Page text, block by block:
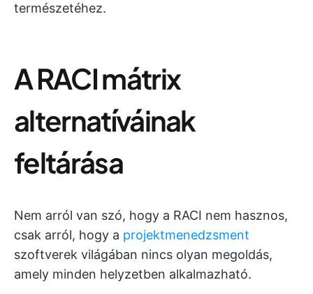
természetéhez.
A RACI mátrix
alternatíváinak
feltárása
Nem arról van szó, hogy a RACI nem hasznos,
csak arról, hogy a projektmenedzsment
szoftverek világában nincs olyan megoldás,
amely minden helyzetben alkalmazható.